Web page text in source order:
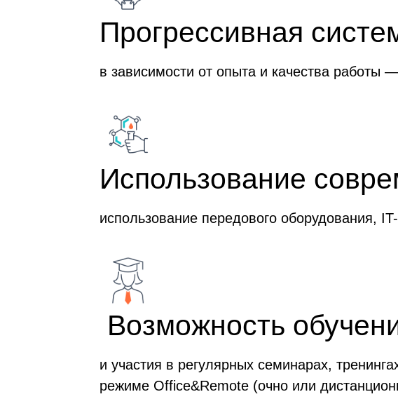
Прогрессивная
в зависимости от опыта и качества
Использование
использование передового оборудования,
Возможность
и участия в регулярных семинарах,
режиме Office&Remote (очно или